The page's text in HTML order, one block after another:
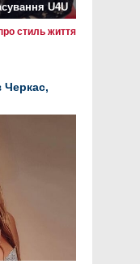
U4U
стиль життя
Черкас,